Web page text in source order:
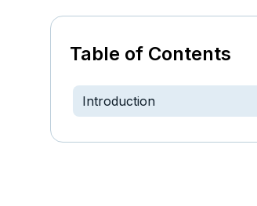
Table of Contents
Introduction